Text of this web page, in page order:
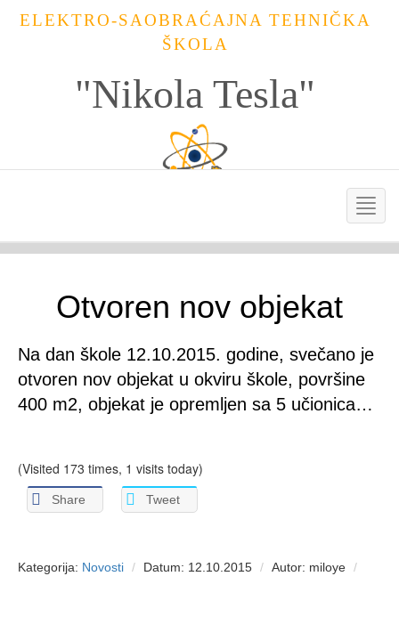
ELEKTRO-SAOBRAĆAJNA TEHNIČKA
ŠKOLA
"Nikola Tesla"
Otvoren nov objekat
Na dan škole 12.10.2015. godine, svečano je
otvoren nov objekat u okviru škole, površine
400 m2, objekat je opremljen sa 5 učionica…
(Visited 173 times, 1 visits today)
Share Tweet
Kategorija: Novosti Datum: 12.10.2015 Autor: miloye